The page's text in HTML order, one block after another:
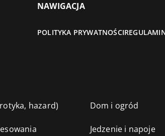
NAWIGACJA
POLITYKA PRYWATNOŚCI
hazard) Dom i ogród
Jedzenie i napoje